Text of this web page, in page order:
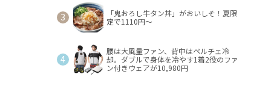
「鬼おろし牛タン丼」がおいしそ！夏限
定で1110円～
腰は大風量ファン、背中はペルチェ冷
却。ダブルで身体を冷やす1着2役のファ
ン付きウェアが10,980円